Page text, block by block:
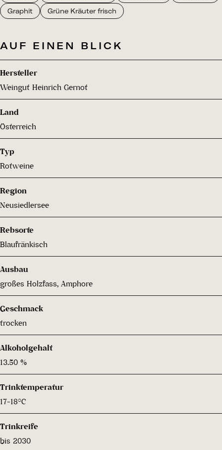
Graphit
Grüne Kräuter frisch
AUF EINEN BLICK
Hersteller
Weingut Heinrich Gernot
Land
Österreich
Typ
Rotweine
Region
Neusiedlersee
Rebsorte
Blaufränkisch
Ausbau
großes Holzfass, Amphore
Geschmack
trocken
Alkoholgehalt
13.50 %
Trinktemperatur
17-18°C
Trinkreife
bis 2030